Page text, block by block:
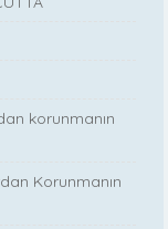
korunmanın
Korunmanın